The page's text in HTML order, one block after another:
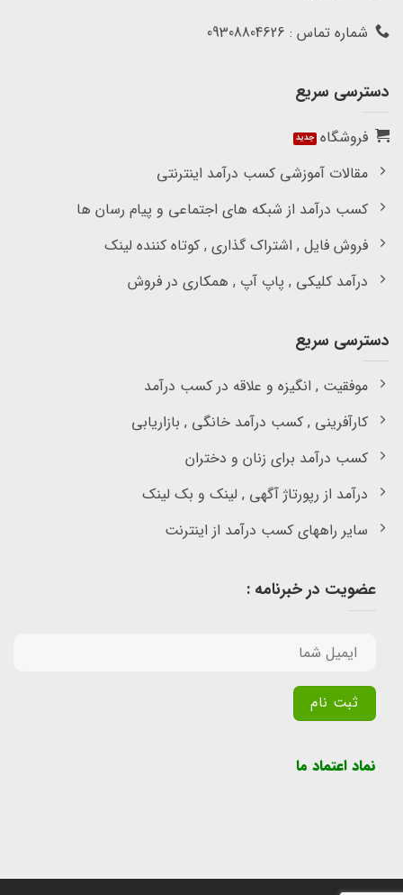
شماره تماس : 09308804626
دسترسی سریع
فروشگاه
مقالات آموزشی کسب درآمد اینترنتی
کسب درآمد از شبکه های اجتماعی و پیام رسان ها
فروش فایل , اشتراک گذاری , کوتاه کننده لینک
درآمد کلیکی , پاپ آپ , همکاری در فروش
دسترسی سریع
موفقیت , انگیزه و علاقه در کسب درآمد
کارآفرینی , کسب درآمد خانگی , بازاریابی
کسب درآمد برای زنان و دختران
درآمد از رپورتاژ آگهی , لینک و بک لینک
سایر راههای کسب درآمد از اینترنت
عضویت در خبرنامه :
نماد اعتماد ما